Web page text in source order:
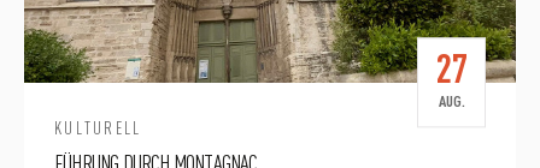
KULTURELL
27
AUG.